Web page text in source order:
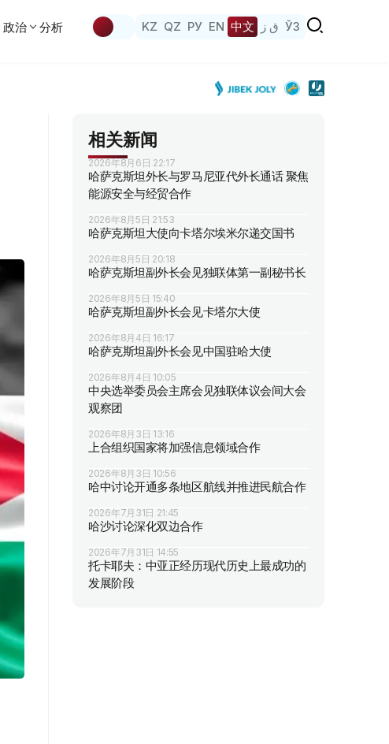
政治 分析 KZ QZ РУ EN 中文 ق ز ЎЗ
相关新闻
2026年8月6日 22:17
哈萨克斯坦外长与罗马尼亚代外长通话 聚焦
能源安全与经贸合作
2026年8月5日 21:53
哈萨克斯坦大使向卡塔尔埃米尔递交国书
2026年8月5日 20:18
哈萨克斯坦副外长会见独联体第一副秘书长
2026年8月5日 15:40
哈萨克斯坦副外长会见卡塔尔大使
2026年8月4日 16:17
哈萨克斯坦副外长会见中国驻哈大使
2026年8月4日 10:05
中央选举委员会主席会见独联体议会间大会
观察团
2026年8月3日 13:16
上合组织国家将加强信息领域合作
2026年8月3日 10:56
哈中讨论开通多条地区航线并推进民航合作
2026年7月31日 21:45
哈沙讨论深化双边合作
2026年7月31日 14:55
托卡耶夫：中亚正经历现代历史上最成功的
发展阶段